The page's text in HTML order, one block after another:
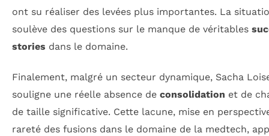
ont su réaliser des levées plus importantes. La
soulève des questions sur le manque de véritables
stories dans le domaine.
Finalement, malgré un secteur dynamique, Sacha
souligne une réelle absence de consolidation et de
de taille significative. Cette lacune, mise en
rareté des fusions dans le domaine de la medtech,